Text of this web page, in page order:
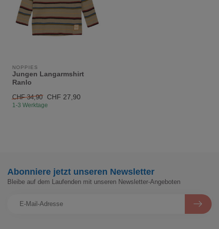
NOPPIES
Jungen Langarmshirt
Ranlo
CHF 34,90 CHF 27,90
1-3 Werktage
Abonniere jetzt unseren Newsletter
Bleibe auf dem Laufenden mit unseren Newsletter-Angeboten